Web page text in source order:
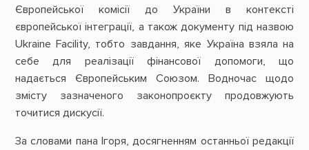
Європейської комісії до України в контексті
європейської інтеграції, а також документу під назвою
Ukraine Facility, тобто завдання, яке Україна взяла на
себе для реалізації фінансової допомоги, що
надається Європейським Союзом. Водночас щодо
змісту зазначеного законопроєкту продовжують
точитися дискусії.
За словами пана Ігоря, досягненням останньої редакції